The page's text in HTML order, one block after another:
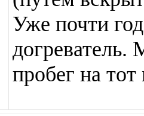
Уже почти
догреватель.
пробег на